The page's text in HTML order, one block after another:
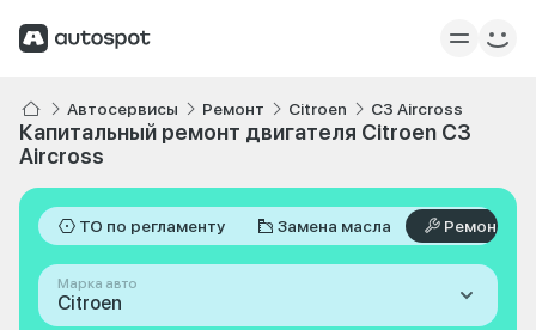
Автосервисы Ремонт Citroen C3 Aircross
Капитальный ремонт двигателя Citroen C3
Aircross
ТО по регламенту Замена масла Ремонт
Марка авто
Citroen